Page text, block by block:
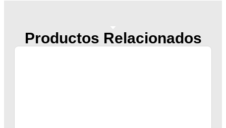
Productos Relacionados